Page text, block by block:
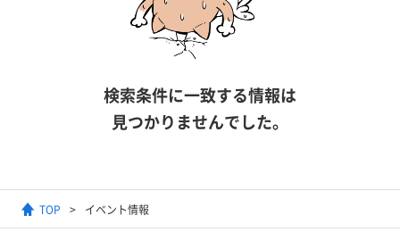
検索条件に一致する情報は
見つかりませんでした。
TOP イベント情報